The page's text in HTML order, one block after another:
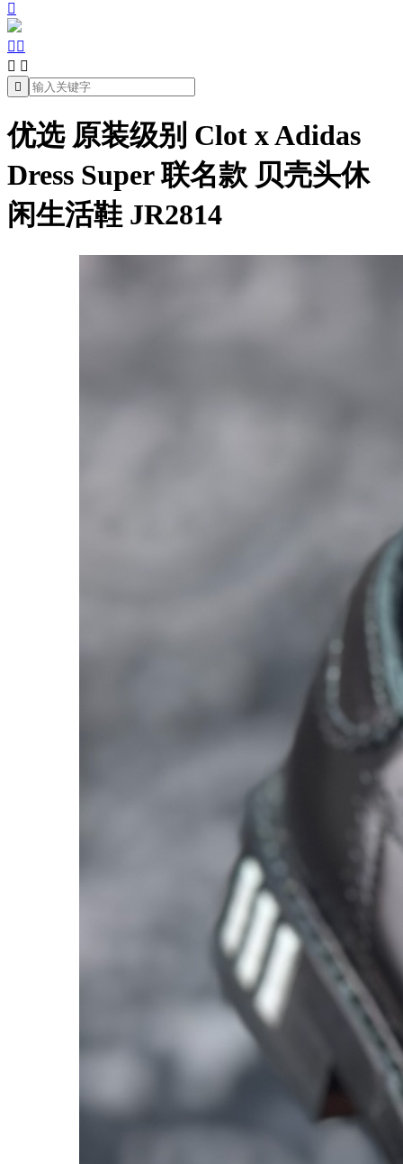

 
 

优选 原装级别 Clot x Adidas
Dress Super 联名款 贝壳头休
闲生活鞋 JR2814